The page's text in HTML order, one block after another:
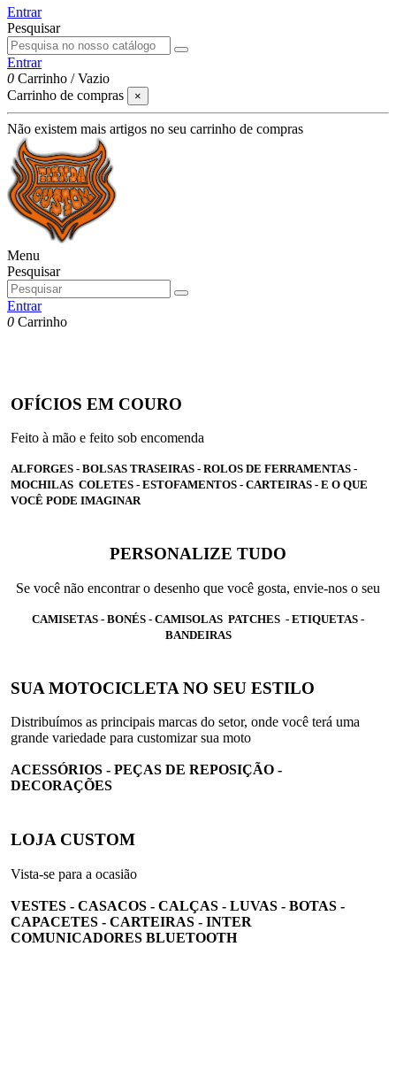
Entrar
Pesquisar
Entrar
0 Carrinho /Vazio
Carrinho de compras
×
Não existem mais artigos no seu carrinho de compras
Menu
Pesquisar
Entrar
0 Carrinho
OFÍCIOS EM COURO
Feito à mão e feito sob encomenda
ALFORGES - BOLSAS TRASEIRAS - ROLOS DE FERRAMENTAS -
MOCHILAS COLETES - ESTOFAMENTOS - CARTEIRAS - E O QUE
VOCÊ PODE IMAGINAR
PERSONALIZE TUDO
Se você não encontrar o desenho que você gosta, envie-nos o seu
CAMISETAS - BONÉS - CAMISOLAS PATCHES - ETIQUETAS -
BANDEIRAS
SUA MOTOCICLETA NO SEU ESTILO
Distribuímos as principais marcas do setor, onde você terá uma
grande variedade para customizar sua moto
ACESSÓRIOS - PEÇAS DE REPOSIÇÃO -
DECORAÇÕES
LOJA CUSTOM
Vista-se para a ocasião
VESTES - CASACOS - CALÇAS - LUVAS - BOTAS -
CAPACETES - CARTEIRAS - INTER
COMUNICADORES BLUETOOTH